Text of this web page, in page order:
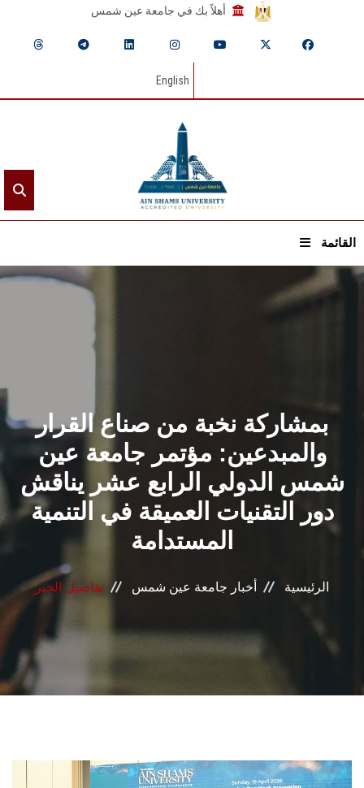
أهلاً بك في جامعة عين شمس
English
القائمة
الشئون الأكاديمية
البحث العلمي
الرعاية الصحية
المراكز والوحدات
الأنظمة الذكية
الإعلام
تواصل معنا
هيئة التدريس
بمشاركة نخبة من صناع القرار
والمبدعين: مؤتمر جامعة عين
شمس الدولي الرابع عشر يناقش
دور التقنيات العميقة في التنمية
المستدامة
الرئيسية أخبار جامعة عين شمس تفاصيل الخبر